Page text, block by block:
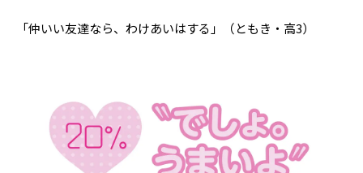
「仲いい友達なら、わけあいはする」（ともき・高3）